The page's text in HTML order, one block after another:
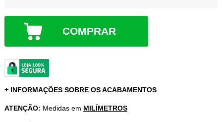
COMPRAR
+ INFORMAÇÕES SOBRE OS ACABAMENTOS
ATENÇÃO: Medidas em MILÍMETROS